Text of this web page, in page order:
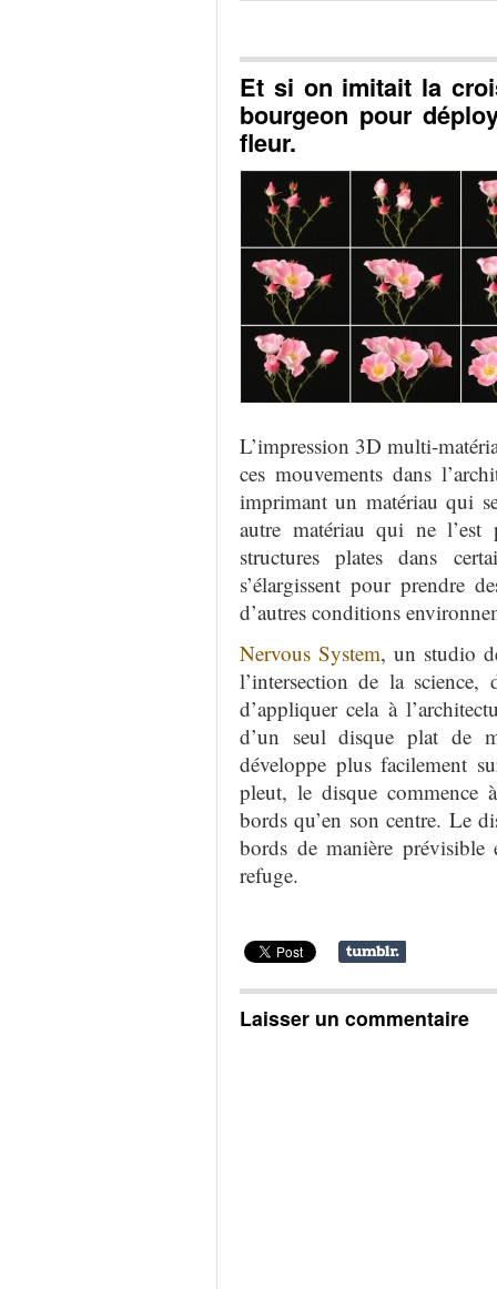
Et si on imitait la
bourgeon pour
fleur.
L’impression 3D multi-
ces mouvements dans
imprimantun matériau qui
autre matériau qui ne l’est
structures plates dans
s’élargissent pour prendre
d’autres conditions
Nervous System, un studio
l’intersection de la science,
d’appliquer cela à
d’un seul disque plat de
développe plus facilement
pleut, le disque commence à
bords qu’en son centre. Le
bords de manière prévisible
refuge.
Laisser un commentaire